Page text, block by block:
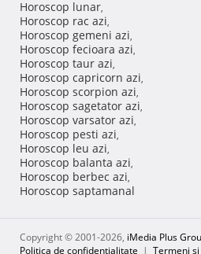
Horoscop lunar,
Horoscop rac azi,
Horoscop gemeni azi,
Horoscop fecioara azi,
Horoscop taur azi,
Horoscop capricorn azi,
Horoscop scorpion azi,
Horoscop sagetator azi,
Horoscop varsator azi,
Horoscop pesti azi,
Horoscop leu azi,
Horoscop balanta azi,
Horoscop berbec azi,
Horoscop saptamanal
Copyright © 2001-2026, iMedia Plus
Politica de confidențialitate | Termeni